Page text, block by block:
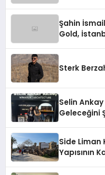
Şahin
Gold,
Sterk
Selin Ankay
Geleceğini
Side Liman
Yapısının